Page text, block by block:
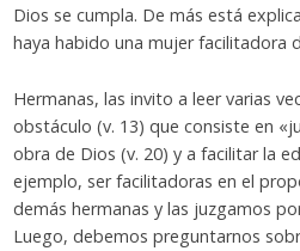
Dios se cumpla. De más está
haya habido una mujer facilitadora
Hermanas, las invito a leer varias
obstáculo (v. 13) que consiste en
obra de Dios (v. 20) y a facilitar la
ejemplo, ser facilitadoras en el
demás hermanas y las juzgamos
Luego, debemos preguntarnos